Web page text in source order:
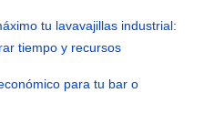
tu lavavajillas industrial:
tiempo y recursos
para tu bar o